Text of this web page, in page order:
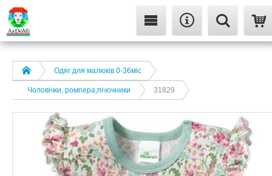
Одяг для малюків 0-36міс
Чоловічки, ромпера,пічочники 31829